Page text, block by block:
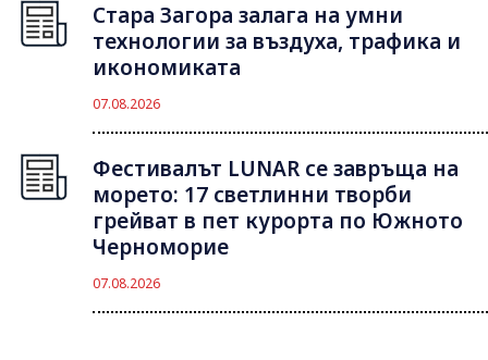
Стара Загора залага на умни
технологии за въздуха, трафика и
икономиката
07.08.2026
Фестивалът LUNAR се завръща на
морето: 17 светлинни творби
грейват в пет курорта по Южното
Черноморие
07.08.2026